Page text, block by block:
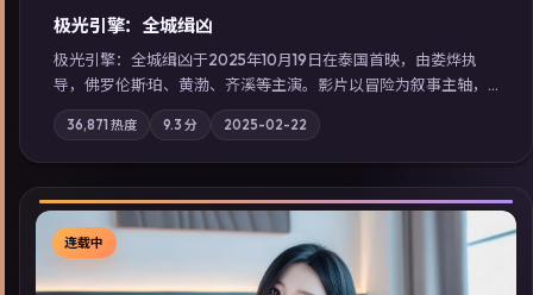
极光引擎：全城缉凶
极光引擎：全城缉凶于2025年10月19日在泰国首映，由娄烨执
导，佛罗伦斯·珀、黄渤、齐溪等主演。影片以冒险为叙事主轴，
记忆碎片重组后，主角发现自己从未活过“真实”的一天；摄影与
配乐强化地域气质；站内亦可通过「国产免费观看高清电视剧在
线看」延展检索同类型高分佳作，畅享高清在线追剧体验。
36,871热度 9.3 分 2025-02-22
连载中